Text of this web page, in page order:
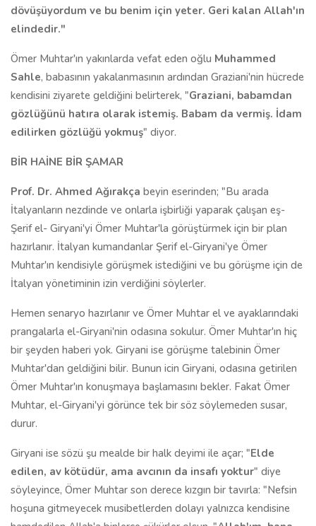
dövüşüyordum ve bu benim için yeter. Geri kalan Allah'ın
elindedir."
Ömer Muhtar'ın yakınlarda vefat eden oğlu Muhammed
Sahle, babasının yakalanmasının ardından Graziani'nin hücrede
kendisini ziyarete geldiğini belirterek, "Graziani, babamdan
gözlüğünü hatıra olarak istemiş. Babam da vermiş. İdam
edilirken gözlüğü yokmuş" diyor.
BİR HAİNE BİR ŞAMAR
Prof. Dr. Ahmed Ağırakça beyin eserinden; "Bu arada
İtalyanların nezdinde ve onlarla işbirliği yaparak çalışan eş-
Şerif el- Giryani'yi Ömer Muhtar'la görüştürmek için bir plan
hazırlanır. İtalyan kumandanlar Şerif el-Giryani'ye Ömer
Muhtar'ın kendisiyle görüşmek istediğini ve bu görüşme için de
İtalyan yönetiminin izin verdiğini söylerler.
Hemen senaryo hazırlanır ve Ömer Muhtar el ve ayaklarındaki
prangalarla el-Giryani'nin odasına sokulur. Ömer Muhtar'ın hiç
bir şeyden haberi yok. Giryani ise görüşme talebinin Ömer
Muhtar'dan geldiğini bilir. Bunun icin Giryani, odasına getirilen
Ömer Muhtar'ın konuşmaya başlamasını bekler. Fakat Ömer
Muhtar, el-Giryani'yi görünce tek bir söz söylemeden susar,
durur.
Giryani ise sözü şu mealde bir halk deyimi ile açar; "Elde
edilen, av kötüdür, ama avcının da insafı yoktur" diye
söyleyince, Ömer Muhtar son derece kızgın bir tavırla: "Nefsin
hoşuna gitmeyecek musibetlerden dolayı yalnızca kendisine